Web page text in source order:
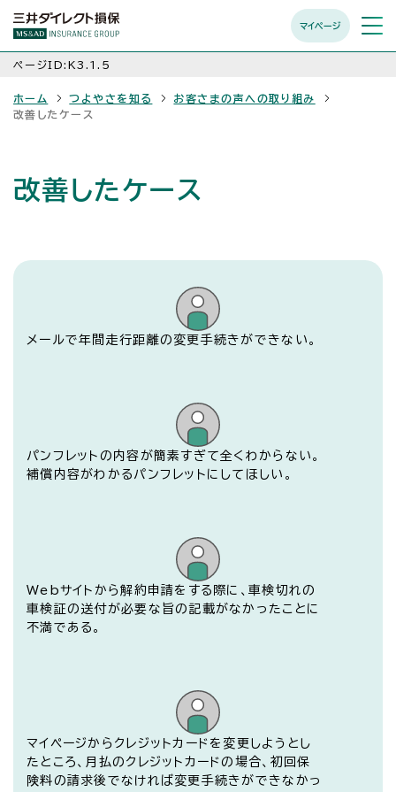
マイページ
メニュ
開く
ページID:K3.1.5
ホーム つよやさを知る
お客さまの声への取り組み
改善したケース
改善したケース
メールで年間走行距離の変更手続きができない。
パンフレットの内容が簡素すぎて全くわからない。
補償内容がわかるパンフレットにしてほしい。
Webサイトから解約申請をする際に、車検切れの
車検証の送付が必要な旨の記載がなかったことに
不満である。
マイページからクレジットカードを変更しようとし
たところ、月払のクレジットカードの場合、初回保
険料の請求後でなければ変更手続きができなかっ